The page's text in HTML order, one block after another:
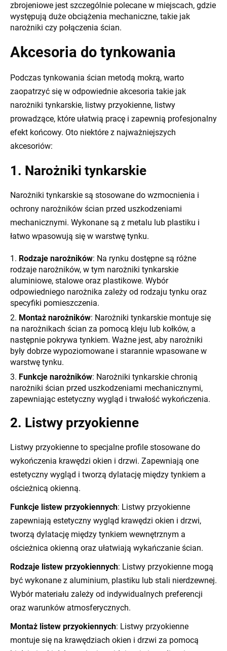
zbrojeniowe jest szczególnie polecane w miejscach, gdzie
występują duże obciążenia mechaniczne, takie jak
narożniki czy połączenia ścian.
Akcesoria do tynkowania
Podczas tynkowania ścian metodą mokrą, warto
zaopatrzyć się w odpowiednie akcesoria takie jak
narożniki tynkarskie, listwy przyokienne, listwy
prowadzące, które ułatwią pracę i zapewnią profesjonalny
efekt końcowy. Oto niektóre z najważniejszych
akcesoriów:
1. Narożniki tynkarskie
Narożniki tynkarskie są stosowane do wzmocnienia i
ochrony narożników ścian przed uszkodzeniami
mechanicznymi. Wykonane są z metalu lub plastiku i
łatwo wpasowują się w warstwę tynku.
Rodzaje narożników: Na rynku dostępne są różne
rodzaje narożników, w tym narożniki tynkarskie
aluminiowe, stalowe oraz plastikowe. Wybór
odpowiedniego narożnika zależy od rodzaju tynku oraz
specyfiki pomieszczenia.
Montaż narożników: Narożniki tynkarskie montuje się
na narożnikach ścian za pomocą kleju lub kołków, a
następnie pokrywa tynkiem. Ważne jest, aby narożniki
były dobrze wypoziomowane i starannie wpasowane w
warstwę tynku.
Funkcje narożników: Narożniki tynkarskie chronią
narożniki ścian przed uszkodzeniami mechanicznymi,
zapewniając estetyczny wygląd i trwałość wykończenia.
2. Listwy przyokienne
Listwy przyokienne to specjalne profile stosowane do
wykończenia krawędzi okien i drzwi. Zapewniają one
estetyczny wygląd i tworzą dylatację między tynkiem a
ościeżnicą okienną.
Funkcje listew przyokiennych: Listwy przyokienne
zapewniają estetyczny wygląd krawędzi okien i drzwi,
tworzą dylatację między tynkiem wewnętrznym a
ościeżnica okienną oraz ułatwiają wykańczanie ścian.
Rodzaje listew przyokiennych: Listwy przyokienne mogą
być wykonane z aluminium, plastiku lub stali nierdzewnej.
Wybór materiału zależy od indywidualnych preferencji
oraz warunków atmosferycznych.
Montaż listew przyokiennych: Listwy przyokienne
montuje się na krawędziach okien i drzwi za pomocą